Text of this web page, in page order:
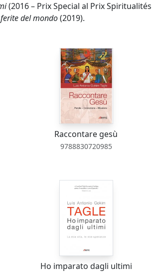
(2016 – Prix Special al Prix
del mondo(2019).
Raccontare gesù
9788830720985
Ho imparato dagli ultimi